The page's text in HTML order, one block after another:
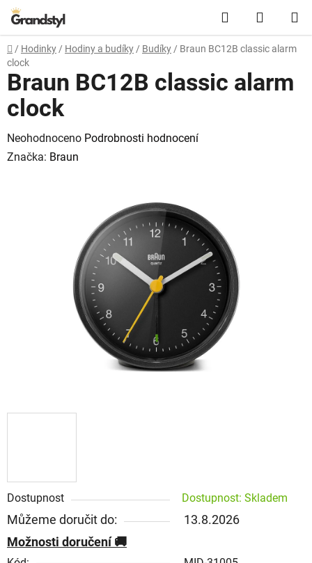
Přejít na obsah Hledat
Domů
/ Hodinky / Hodiny a budíky / Budíky / Braun BC12B classic alarm
clock
Dostupnost Dostupnost: Skladem
Můžeme doručit do:
13.8.2026
Možnosti doručení
Braun BC12B classic alarm
clock
Průměrné hodnocení produktu je 0,0 z 5 hvězdiček.
Neohodnoceno Podrobnosti hodnocení
Značka: Braun